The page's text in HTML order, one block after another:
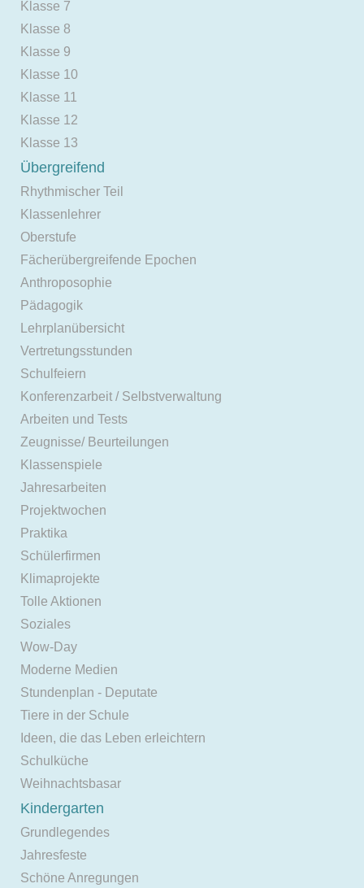
Klasse 7
Klasse 8
Klasse 9
Klasse 10
Klasse 11
Klasse 12
Klasse 13
Übergreifend
Rhythmischer Teil
Klassenlehrer
Oberstufe
Fächerübergreifende Epochen
Anthroposophie
Pädagogik
Lehrplanübersicht
Vertretungsstunden
Schulfeiern
Konferenzarbeit / Selbstverwaltung
Arbeiten und Tests
Zeugnisse/ Beurteilungen
Klassenspiele
Jahresarbeiten
Projektwochen
Praktika
Schülerfirmen
Klimaprojekte
Tolle Aktionen
Soziales
Wow-Day
Moderne Medien
Stundenplan - Deputate
Tiere in der Schule
Ideen, die das Leben erleichtern
Schulküche
Weihnachtsbasar
Kindergarten
Grundlegendes
Jahresfeste
Schöne Anregungen